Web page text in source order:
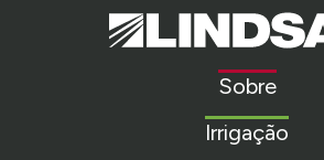
Lindsay.
Link
Sobre
Irrigação